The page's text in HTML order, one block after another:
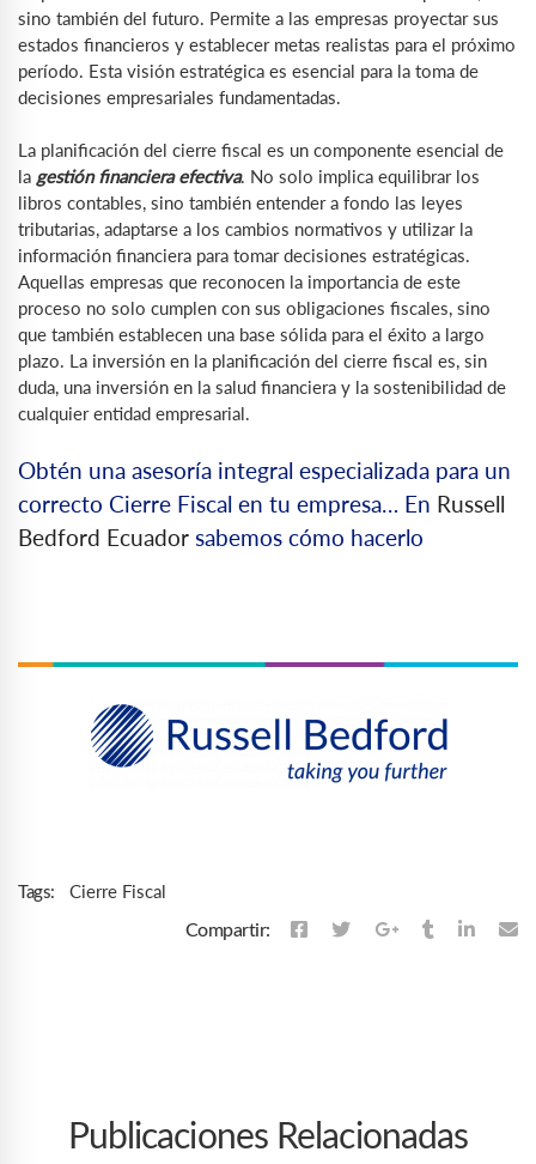
sino también del futuro. Permite a las empresas proyectar sus
estados financieros y establecer metas realistas para el próximo
período. Esta visión estratégica es esencial para la toma de
decisiones empresariales fundamentadas.
La planificación del cierre fiscal es un componente esencial de
la gestión financiera efectiva. No solo implica equilibrar los
libros contables, sino también entender a fondo las leyes
tributarias, adaptarse a los cambios normativos y utilizar la
información financiera para tomar decisiones estratégicas.
Aquellas empresas que reconocen la importancia de este
proceso no solo cumplen con sus obligaciones fiscales, sino
que también establecen una base sólida para el éxito a largo
plazo. La inversión en la planificación del cierre fiscal es, sin
duda, una inversión en la salud financiera y la sostenibilidad de
cualquier entidad empresarial.
Obtén una asesoría integral especializada para un
correcto Cierre Fiscal en tu empresa… En Russell
Bedford Ecuador sabemos cómo hacerlo
Tags: Cierre Fiscal
Compartir:
Publicaciones Relacionadas